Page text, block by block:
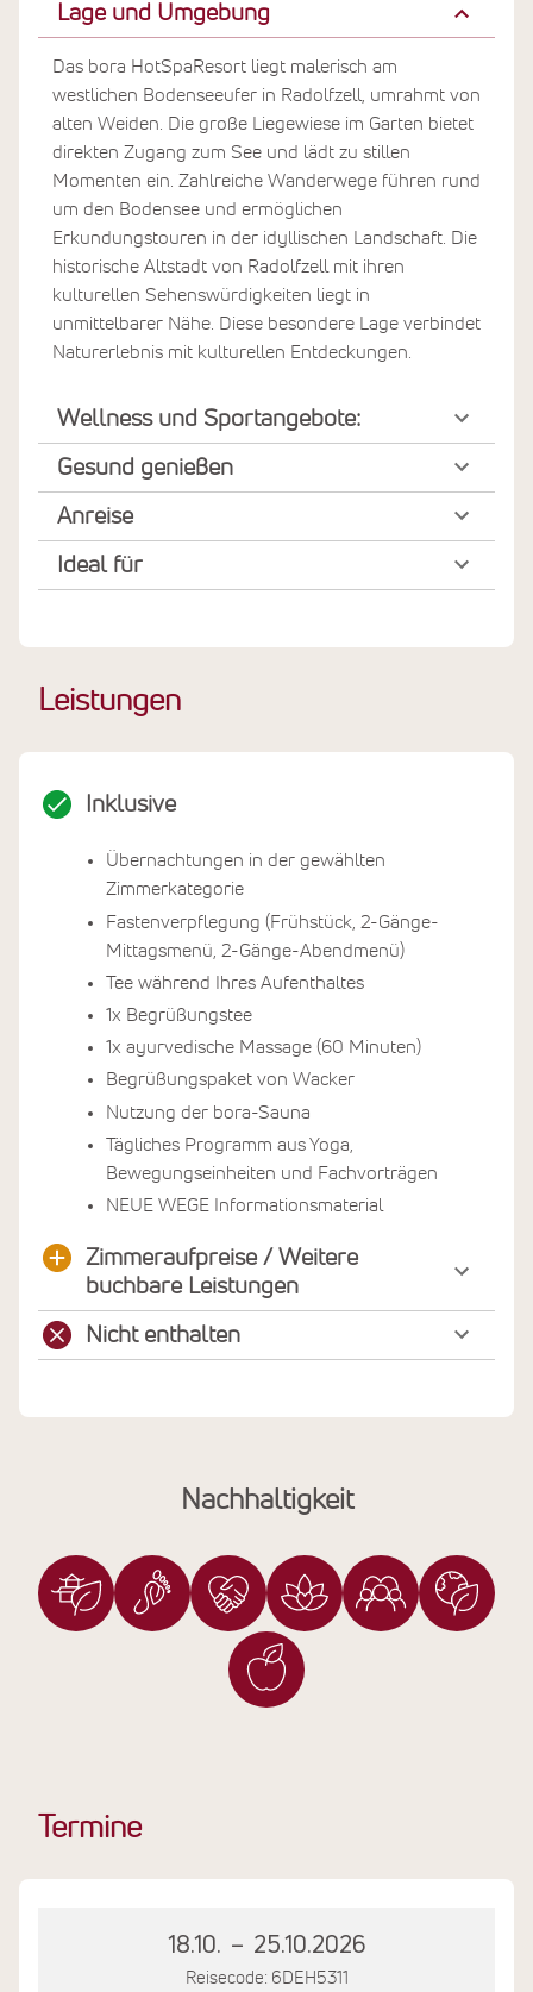
Nachhaltigkeit
Lage und Umgebung
Das bora HotSpaResort liegt malerisch am
westlichen Bodenseeufer in Radolfzell, umrahmt von
alten Weiden. Die große Liegewiese im Garten bietet
direkten Zugang zum See und lädt zu stillen
Momenten ein. Zahlreiche Wanderwege führen rund
um den Bodensee und ermöglichen
Erkundungstouren in der idyllischen Landschaft. Die
historische Altstadt von Radolfzell mit ihren
kulturellen Sehenswürdigkeiten liegt in
unmittelbarer Nähe. Diese besondere Lage verbindet
Naturerlebnis mit kulturellen Entdeckungen.
Wellness und Sportangebote:
Gesund genießen
Anreise
Ideal für
Termine
18.10. – 25.10.2026
Reisecode: 6DEH5311
Leistungen
Inklusive
Übernachtungen in der gewählten
Zimmerkategorie
Fastenverpflegung (Frühstück, 2-Gänge-
Mittagsmenü, 2-Gänge-Abendmenü)
Tee während Ihres Aufenthaltes
1x Begrüßungstee
1x ayurvedische Massage (60 Minuten)
Begrüßungspaket von Wacker
Nutzung der bora-Sauna
Tägliches Programm aus Yoga,
Bewegungseinheiten und Fachvorträgen
NEUE WEGE Informationsmaterial
Zimmeraufpreise / Weitere
buchbare Leistungen
Nicht enthalten